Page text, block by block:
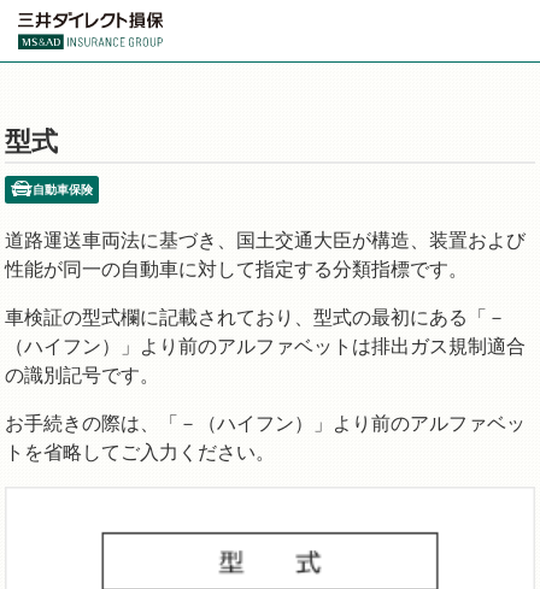
型式
自動車保険
道路運送車両法に基づき、国土交通大臣が構造、装置および
性能が同一の自動車に対して指定する分類指標です。
車検証の型式欄に記載されており、型式の最初にある「－
（ハイフン）」より前のアルファベットは排出ガス規制適合
の識別記号です。
お手続きの際は、「－（ハイフン）」より前のアルファベッ
トを省略してご入力ください。